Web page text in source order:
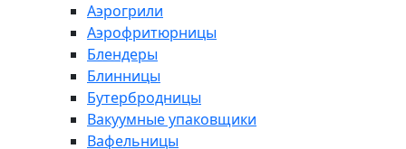
Аэрогрили
Аэрофритюрницы
Блендеры
Блинницы
Бутербродницы
Вакуумные упаковщики
Вафельницы